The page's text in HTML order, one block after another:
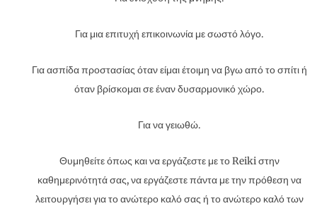
Για μια επιτυχή επικοινωνία με σωστό λόγο.
Για ασπίδα προστασίας όταν είμαι έτοιμη να βγω από το σπίτι ή
όταν βρίσκομαι σε έναν δυσαρμονικό χώρο.
Για να γειωθώ.
Θυμηθείτε όπως και να εργάζεστε με το Reiki στην
καθημερινότητά σας, να εργάζεστε πάντα με την πρόθεση να
λειτουργήσει για το ανώτερο καλό σας ή το ανώτερο καλό των